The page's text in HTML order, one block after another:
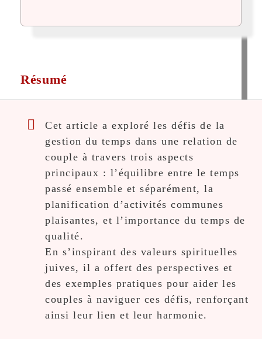
Résumé
Cet article a exploré les défis de la
gestion du temps dans une relation de
couple à travers trois aspects
principaux : l’équilibre entre le temps
passé ensemble et séparément, la
planification d’activités communes
plaisantes, et l’importance du temps de
qualité.
En s’inspirant des valeurs spirituelles
juives, il a offert des perspectives et
des exemples pratiques pour aider les
couples à naviguer ces défis, renforçant
ainsi leur lien et leur harmonie.